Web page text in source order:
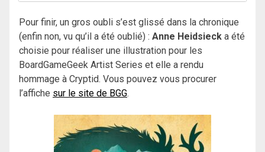
Pour finir, un gros oubli s’est glissé dans la chronique
(enfin non, vu qu’il a été oublié) : Anne Heidsieck a été
choisie pour réaliser une illustration pour les
BoardGameGeek Artist Series et elle a rendu
hommage à Cryptid. Vous pouvez vous procurer
l’affiche sur le site de BGG.